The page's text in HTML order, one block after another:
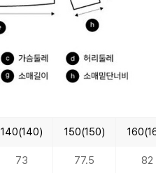
140(140) 150(150)
73 77.5 82